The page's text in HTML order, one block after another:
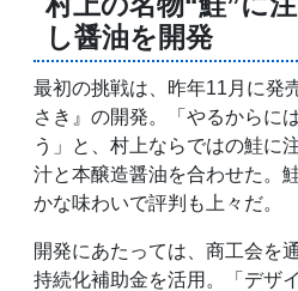
し醤油を開発
最初の挑戦は、昨年11月に発
さき』の開発。「やるからに
う」と、村上ならではの鮭に
汁と本醸造醤油を合わせた。
かな味わいで評判も上々だ。
開発にあたっては、商工会を
持続化補助金を活用。「デザ